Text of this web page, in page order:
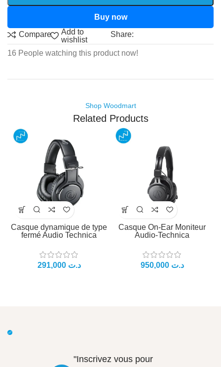
Buy now
Compare
Add to
wishlist
Share:
16 People watching this product now!
Shop Woodmart
Related Products
Casque dynamique de type
fermé Audio Technica
د.ت
Casque On-Ear Moniteur
Audio-Technica
د.ت
"Inscrivez vous pour